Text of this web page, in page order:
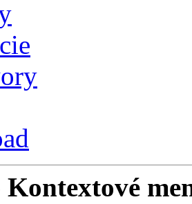
Kontextové